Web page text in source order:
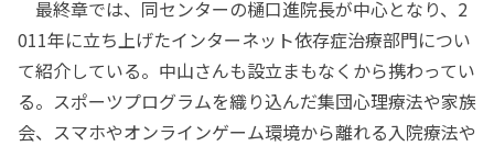
最終章では、同センターの樋口進院長が中心となり、2
011年に立ち上げたインターネット依存症治療部門につい
て紹介している。中山さんも設立まもなくから携わってい
る。スポーツプログラムを織り込んだ集団心理療法や家族
会、スマホやオンラインゲーム環境から離れる入院療法や